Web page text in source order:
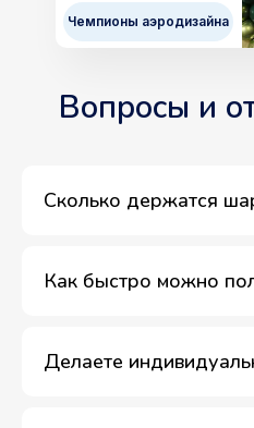
Чемпионы аэродизайна
Вопросы и
Сколько держатся
Как быстро можно
Делаете